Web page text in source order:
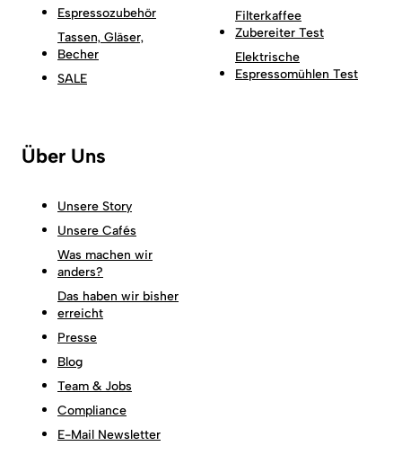
Espressozubehör
Tassen, Gläser,
Becher
SALE
Filterkaffee
Zubereiter Test
Elektrische
Espressomühlen Test
Über Uns
Unsere Story
Unsere Cafés
Was machen wir
anders?
Das haben wir bisher
erreicht
Presse
Blog
Team & Jobs
Compliance
E-Mail Newsletter